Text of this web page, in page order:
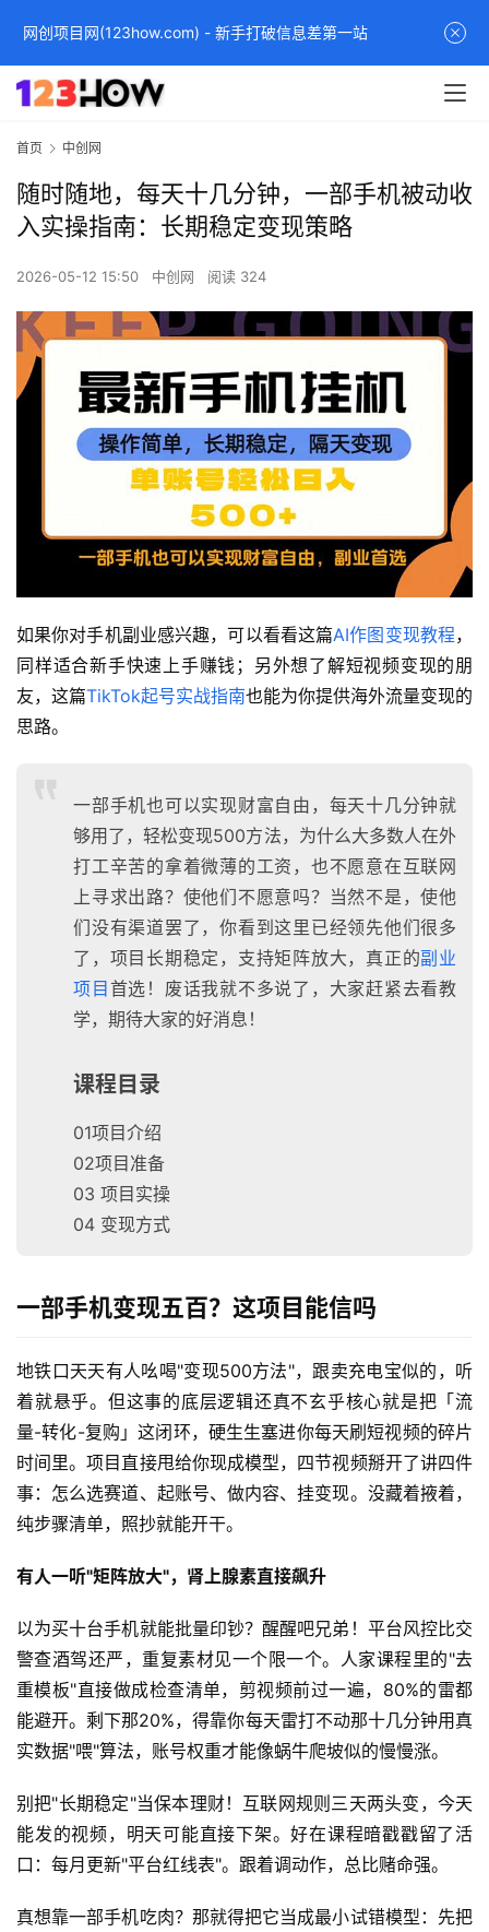
首
页
网
创
讯
钱
首页 中创网
随时随地，每天十几分钟，一部手机被动收
入实操指南：长期稳定变现策略
2026-05-12 15:50 中创网 阅读 324
如果你对手机副业感兴趣，可以看看这篇AI作图变现教程，
同样适合新手快速上手赚钱；另外想了解短视频变现的朋
友，这篇TikTok起号实战指南也能为你提供海外流量变现的
思路。
一部手机也可以实现财富自由，每天十几分钟就
够用了，轻松变现500方法，为什么大多数人在外
打工辛苦的拿着微薄的工资，也不愿意在互联网
上寻求出路？使他们不愿意吗？当然不是，使他
们没有渠道罢了，你看到这里已经领先他们很多
了，项目长期稳定，支持矩阵放大，真正的副业
项目 首选！废话我就不多说了，大家赶紧去看教
学，期待大家的好消息！
课程目录
01项目介绍
02项目准备
03 项目实操
04 变现方式
一部手机变现五百？这项目能信吗
地铁口天天有人吆喝"变现500方法"，跟卖充电宝似的，听
着就悬乎。但这事的底层逻辑还真不玄乎核心就是把「流
量-转化-复购」这闭环，硬生生塞进你每天刷短视频的碎片
时间里。项目直接甩给你现成模型，四节视频掰开了讲四件
事：怎么选赛道、起账号、做内容、挂变现。没藏着掖着，
纯步骤清单，照抄就能开干。
有人一听"矩阵放大"，肾上腺素直接飙升
以为买十台手机就能批量印钞？醒醒吧兄弟！平台风控比交
警查酒驾还严，重复素材见一个限一个。人家课程里的"去
重模板"直接做成检查清单，剪视频前过一遍，80%的雷都
能避开。剩下那20%，得靠你每天雷打不动那十几分钟用真
实数据"喂"算法，账号权重才能像蜗牛爬坡似的慢慢涨。
别把"长期稳定"当保本理财！互联网规则三天两头变，今天
能发的视频，明天可能直接下架。好在课程暗戳戳留了活
口：每月更新"平台红线表"。跟着调动作，总比赌命强。
真想靠一部手机吃肉？那就得把它当成最小试错模型：先把
网创项目网(123how.com) - 新手打破信息差第一站